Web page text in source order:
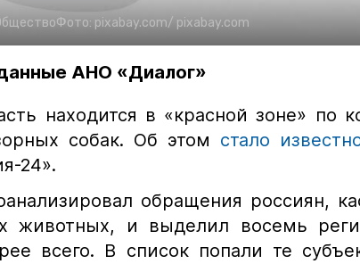
Фото: pixabay.com/ pixabay.com
АНО «Диалог»
находится в «красной зоне» по
собак. Об этом стало
24».
обращения россиян,
животных, и выделил восемь
всего. В список попали те